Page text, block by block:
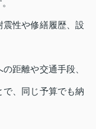
性や修繕履歴、設
距離や交通手段、
、同じ予算でも納